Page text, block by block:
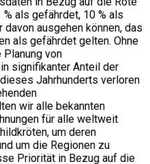
als gefährdet, 10 % als
ausgehen können, das
als gefährdet gelten. Ohne
von
signifikanter Anteil der
Jahrhunderts verloren
wir alle bekannten
für alle weltweit
um deren
um die Regionen zu
Priorität in Bezug auf die